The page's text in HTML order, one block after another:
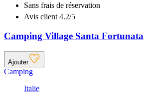
Sans frais de réservation
Avis client 4.2/5
Camping Village Santa Fortunata
Ajouter
Camping
Italie